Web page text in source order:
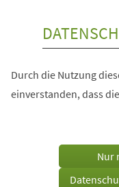
Durch die Nutzung
einverstanden, dass
Nur